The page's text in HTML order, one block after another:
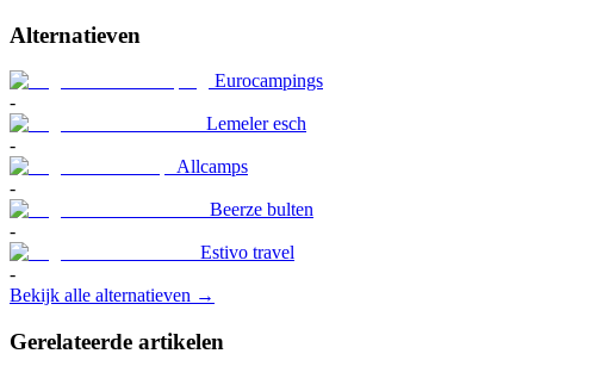
Alternatieven
Eurocampings
-
Lemeler esch
-
Allcamps
-
Beerze bulten
-
Estivo travel
-
Bekijk alle alternatieven →
Gerelateerde artikelen